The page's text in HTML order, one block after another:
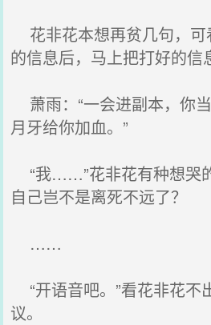
花非花本想再贫几句，可
的信息后，马上把打好的信
萧雨：“一会进副本，你
月牙给你加血。”
“我……”花非花有种想哭
自己岂不是离死不远了？
……
“开语音吧。”看花非花不
议。